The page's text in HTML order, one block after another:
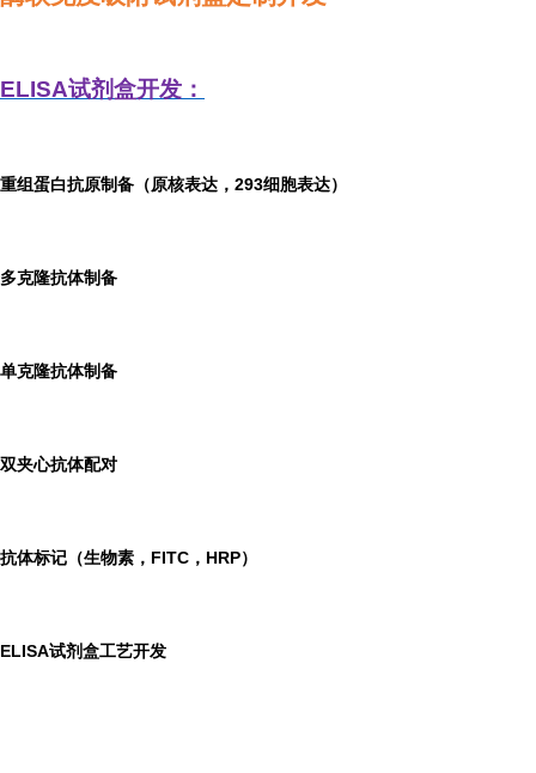
ELISA试剂盒开发：
重组蛋白抗原制备（原核表达，293细胞表达）
多克隆抗体制备
单克隆抗体制备
双夹心抗体配对
抗体标记（生物素，FITC，HRP）
ELISA试剂盒工艺开发